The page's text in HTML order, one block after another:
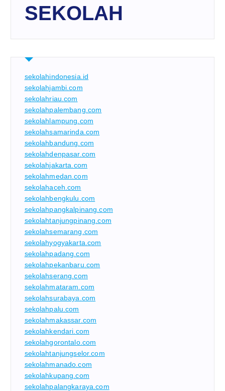
SEKOLAH
sekolahindonesia.id
sekolahjambi.com
sekolahriau.com
sekolahpalembang.com
sekolahlampung.com
sekolahsamarinda.com
sekolahbandung.com
sekolahdenpasar.com
sekolahjakarta.com
sekolahmedan.com
sekolahaceh.com
sekolahbengkulu.com
sekolahpangkalpinang.com
sekolahtanjungpinang.com
sekolahsemarang.com
sekolahyogyakarta.com
sekolahpadang.com
sekolahpekanbaru.com
sekolahserang.com
sekolahmataram.com
sekolahsurabaya.com
sekolahpalu.com
sekolahmakassar.com
sekolahkendari.com
sekolahgorontalo.com
sekolahtanjungselor.com
sekolahmanado.com
sekolahkupang.com
sekolahpalangkaraya.com